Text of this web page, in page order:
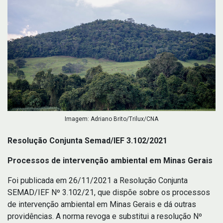
Imagem: Adriano Brito/Trilux/CNA
Resolução Conjunta Semad/IEF 3.102/2021
Processos de intervenção ambiental em Minas Gerais
Foi publicada em 26/11/2021 a Resolução Conjunta
SEMAD/IEF Nº 3.102/21, que dispõe sobre os processos
de intervenção ambiental em Minas Gerais e dá outras
providências. A norma revoga e substitui a resolução Nº